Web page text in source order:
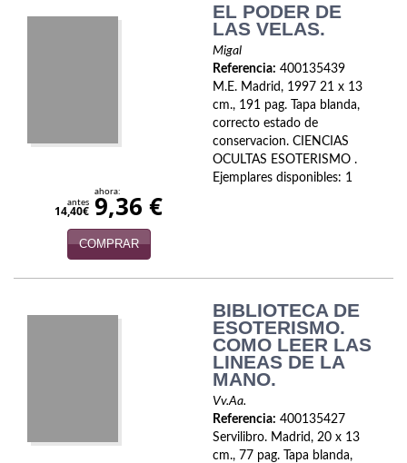
Revistas
Segunda Guerra Mundial
Terrorismo
EL PODER DE
LAS VELAS.
Migal
Referencia: 400135439
M.E. Madrid, 1997 21 x 13
cm., 191 pag. Tapa blanda,
correcto estado de
conservacion. CIENCIAS
OCULTAS ESOTERISMO .
Ejemplares disponibles: 1
antes
14,40€
ahora:
9,36 €
COMPRAR
BIBLIOTECA DE
ESOTERISMO.
COMO LEER LAS
LINEAS DE LA
MANO.
Vv.Aa.
Referencia: 400135427
Servilibro. Madrid, 20 x 13
cm., 77 pag. Tapa blanda,